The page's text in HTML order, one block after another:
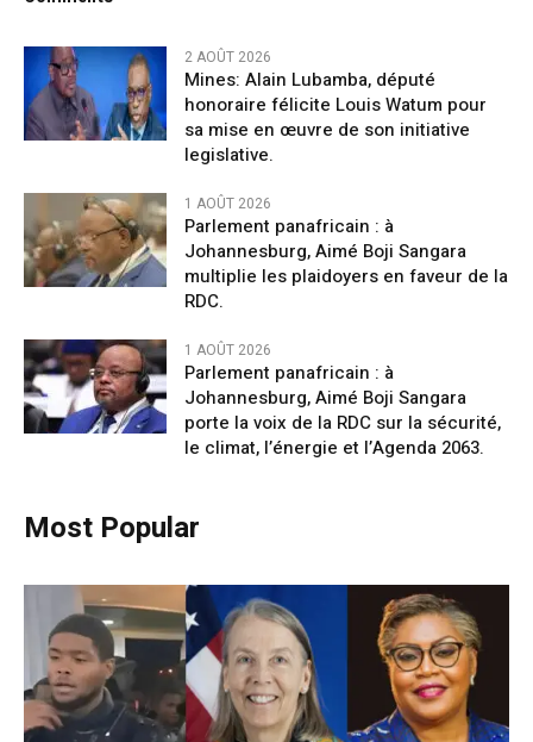
2 AOÛT 2026
Mines: Alain Lubamba, député
honoraire félicite Louis Watum pour
sa mise en œuvre de son initiative
legislative.
1 AOÛT 2026
Parlement panafricain : à
Johannesburg, Aimé Boji Sangara
multiplie les plaidoyers en faveur de la
RDC.
1 AOÛT 2026
Parlement panafricain : à
Johannesburg, Aimé Boji Sangara
porte la voix de la RDC sur la sécurité,
le climat, l’énergie et l’Agenda 2063.
Most Popular